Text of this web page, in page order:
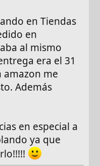
en Tiendas
en
al mismo
era el 31
amazon me
Además
en especial a
ya que